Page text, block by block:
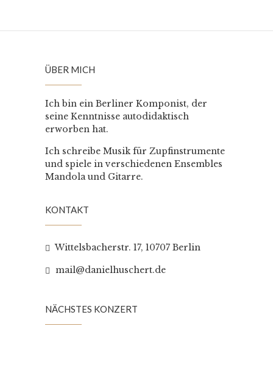
ÜBER MICH
Ich bin ein Berliner Komponist, der
seine Kenntnisse autodidaktisch
erworben hat.
Ich schreibe Musik für Zupfinstrumente
und spiele in verschiedenen Ensembles
Mandola und Gitarre.
KONTAKT
Wittelsbacherstr. 17, 10707 Berlin
mail@danielhuschert.de
NÄCHSTES KONZERT